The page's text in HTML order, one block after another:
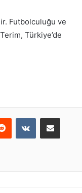
Futbolculuğu ve
Türkiye’de
Reddit VKontakteE-Posta ile paylaş